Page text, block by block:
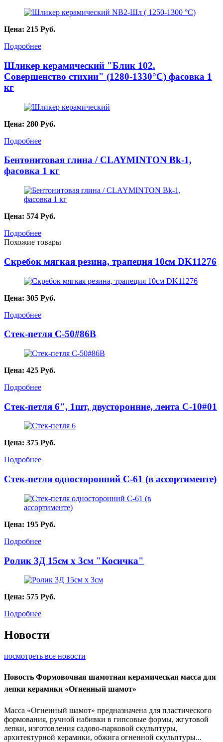
Цена: 215 Руб.
Подробнее
Шликер керамический "Блик 102.
Совершенство стихии" (1280-1330°С) фасовка 1
кг
Цена: 280 Руб.
Подробнее
Бентонитовая глина / CLAYMINTON Bk-1,
фасовка 1 кг
Цена: 574 Руб.
Подробнее
Похожие товары
Скребок мягкая резина, трапеция 10см DK11276
Цена: 305 Руб.
Подробнее
Стек-петля C-50#86B
Цена: 425 Руб.
Подробнее
Стек-петля 6", 1шт, двусторонние, лента C-10#01
Цена: 375 Руб.
Подробнее
Стек-петля односторонний С-61 (в ассортименте)
Цена: 195 Руб.
Подробнее
Ролик 3Д 15см х 3см "Косичка"
Цена: 575 Руб.
Подробнее
Новости
посмотреть все новости
Новость Формовочная шамотная керамическая масса для
лепки керамики «Огненный шамот»
Масса «Огненный шамот» предназначена для пластического
формования, ручной набивки в гипсовые формы, жгутовой
лепки, изготовления садово-парковой скульптуры,
архитектурной керамики, обжига огненной скульптуры...